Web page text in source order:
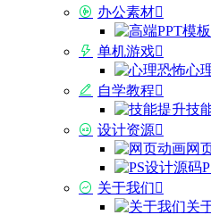
办公素材
单机游戏
心
自学教程
技
设计资源
网
关于我们
关